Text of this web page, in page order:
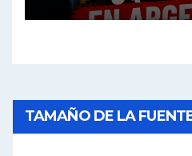
TAMAÑO DE LA